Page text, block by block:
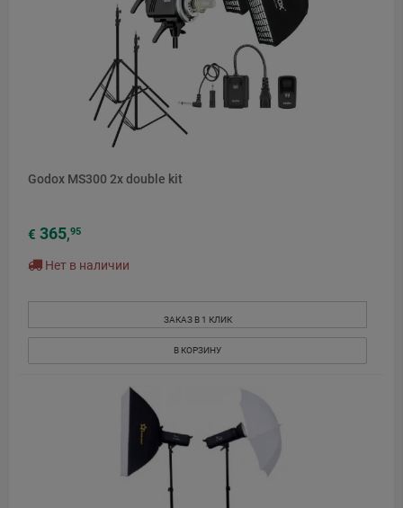
Godox MS300 2x double kit
€ 365,95
Нет в наличии
ЗАКАЗ В 1 КЛИК
В КОРЗИНУ